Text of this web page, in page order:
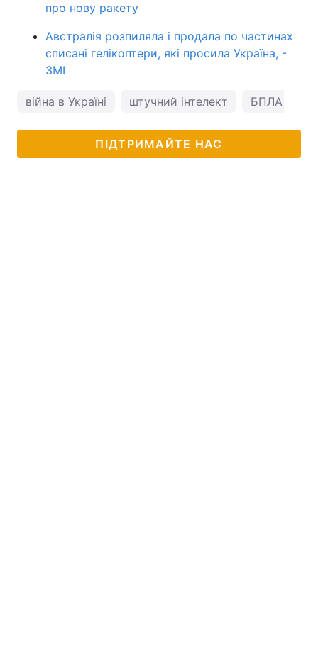
про нову ракету
Австралія розпиляла і продала по частинах
списані гелікоптери, які просила Україна, -
ЗМІ
війна в Україні штучний інтелект БПЛА
ПІДТРИМАЙТЕ НАС